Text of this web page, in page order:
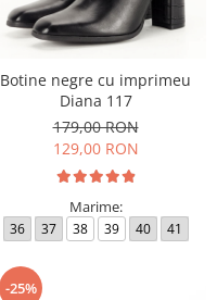
Botine negre cu imprimeu
Diana 117
179,00 RON
129,00 RON
Marime:
36 37 38 39 40 41
-25%